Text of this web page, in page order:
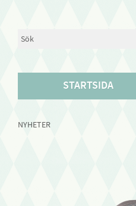
STARTSIDA
NYHETER